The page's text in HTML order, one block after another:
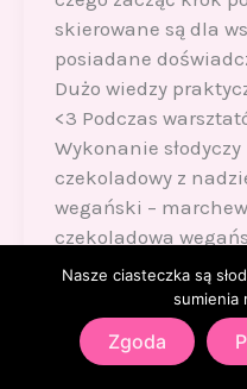
skierowane są dla
posiadane
Dużo wiedzy
<3 Podczas
Wykonanie
czekoladowy z
wegański –
czekoladowa
WEGAŃSKIE
formie
– caksicles (lody na
musem owocowym
Nasze ciasteczka są
sumienia
Zgoda